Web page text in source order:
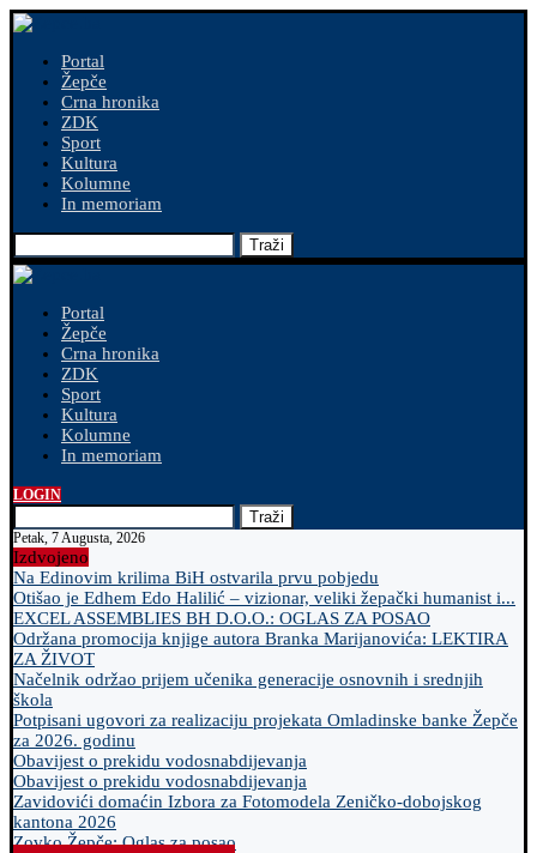
Portal
Žepče
Crna hronika
ZDK
Sport
Kultura
Kolumne
In memoriam
Traži
Portal
Žepče
Crna hronika
ZDK
Sport
Kultura
Kolumne
In memoriam
LOGIN
Traži
Petak, 7 Augusta, 2026
Izdvojeno
Na Edinovim krilima BiH ostvarila prvu pobjedu
Otišao je Edhem Edo Halilić – vizionar, veliki žepački humanist i...
EXCEL ASSEMBLIES BH D.O.O.: OGLAS ZA POSAO
Održana promocija knjige autora Branka Marijanovića: LEKTIRA
ZA ŽIVOT
Načelnik održao prijem učenika generacije osnovnih i srednjih
škola
Potpisani ugovori za realizaciju projekata Omladinske banke Žepče
za 2026. godinu
Obavijest o prekidu vodosnabdijevanja
Obavijest o prekidu vodosnabdijevanja
Zavidovići domaćin Izbora za Fotomodela Zeničko-dobojskog
kantona 2026
Zovko Žepče: Oglas za posao